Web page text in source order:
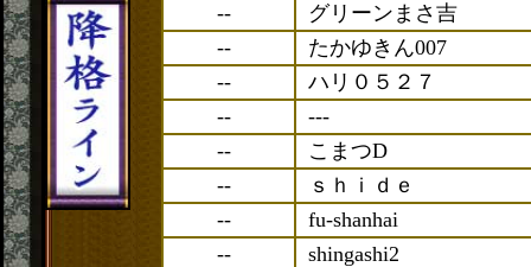
--
グリーンまさ吉
--
たかゆきん007
--
ハリ０５２７
--
---
--
こまつD
--
ｓｈｉｄｅ
--
fu-shanhai
--
shingashi2